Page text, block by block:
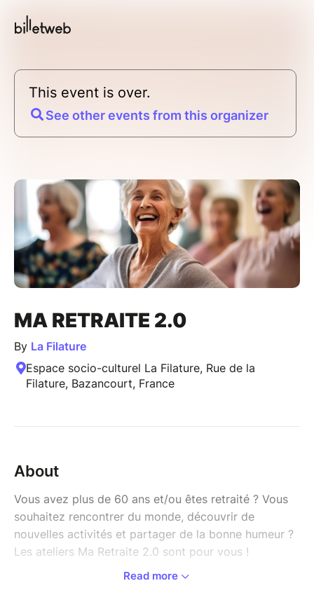
This event is over.
See other events from this organizer
MA RETRAITE 2.0
By La Filature
Espace socio-culturel La Filature, Rue de la
Filature, Bazancourt, France
About
Vous avez plus de 60 ans et/ou êtes retraité ? Vous
souhaitez rencontrer du monde, découvrir de
nouvelles activités et partager de la bonne humeur ?
Les ateliers Ma Retraite 2.0 sont pour vous !
Read more